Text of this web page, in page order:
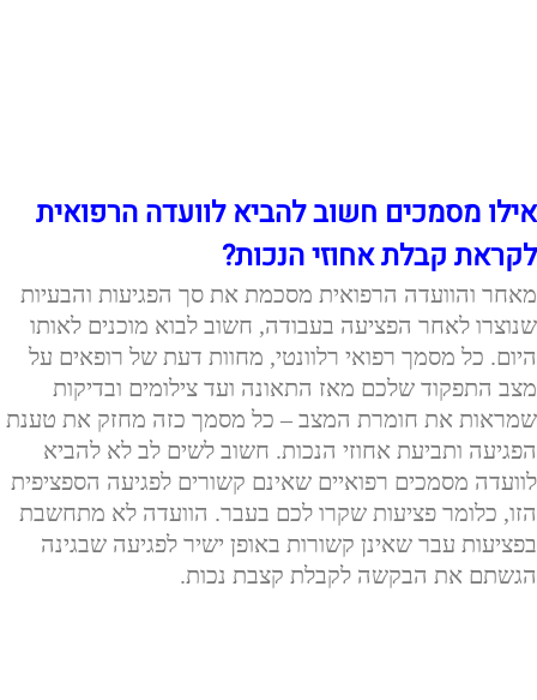
אילו מסמכים חשוב להביא לוועדה הרפואית
לקראת קבלת אחוזי הנכות?
מאחר והוועדה הרפואית מסכמת את סך הפגיעות והבעיות
שנוצרו לאחר הפציעה בעבודה, חשוב לבוא מוכנים לאותו
היום. כל מסמך רפואי רלוונטי, מחוות דעת של רופאים על
מצב התפקוד שלכם מאז התאונה ועד צילומים ובדיקות
שמראות את חומרת המצב – כל מסמך כזה מחזק את טענת
הפגיעה ותביעת אחוזי הנכות. חשוב לשים לב לא להביא
לוועדה מסמכים רפואיים שאינם קשורים לפגיעה הספציפית
הזו, כלומר פציעות שקרו לכם בעבר. הוועדה לא מתחשבת
בפציעות עבר שאינן קשורות באופן ישיר לפגיעה שבגינה
הגשתם את הבקשה לקבלת קצבת נכות.